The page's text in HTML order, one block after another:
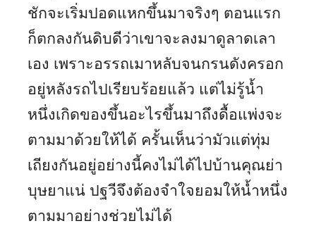
ชักจะเริ่มปอดแหกขึ้นมาจริงๆ ตอนแรก
ก็ตกลงกันดิบดีว่าเขาจะลงมาดูลาดเลา
เอง เพราะอรรถเมาหลับจนกรนดังครอก
อยู่หลังรถไปเรียบร้อยแล้ว แต่ไม่รู้น้ำ
หนึ่งเกิดของขึ้นอะไรขึ้นมาถึงดื้อแพ่งจะ
ตามมาด้วยให้ได้ ครั้นเห็นว่ามัวแต่ทุ่ม
เถียงกันอยู่อย่างนี้คงไม่ได้ไปบ้านคุณย่า
บุษยาแน่ ปฐวีจึงต้องจำใจยอมให้น้ำหนึ่ง
ตามมาอย่างช่วยไม่ได้